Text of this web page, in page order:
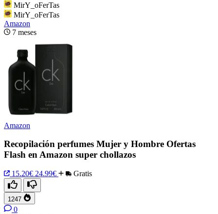
MirY_oFerTas
MirY_oFerTas
Amazon
7 meses
Amazon
Recopilación perfumes Mujer y Hombre Ofertas
Flash en Amazon super chollazos
15.20€ 24.99€ Gratis
1247
0